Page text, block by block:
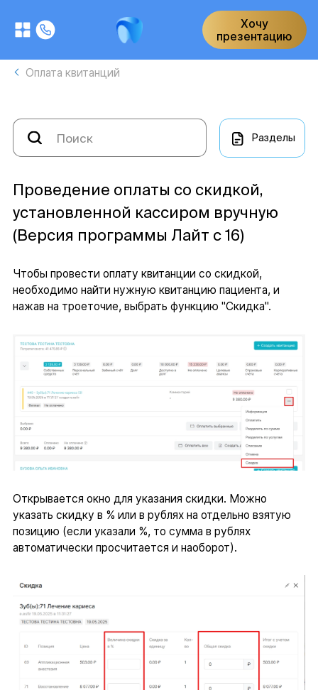
Хочу
презентацию
Оплата квитанций
Разделы
Проведение оплаты со скидкой,
установленной кассиром вручную
(Версия программы Лайт с 16)
Чтобы провести оплату квитанции со скидкой,
необходимо найти нужную квитанцию пациента, и
нажав на троеточие, выбрать функцию "Скидка".
Открывается окно для указания скидки. Можно
указать скидку в % или в рублях на отдельно взятую
позицию (если указали %, то сумма в рублях
автоматически просчитается и наоборот).